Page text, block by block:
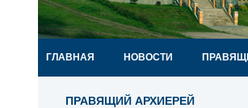
ГЛАВНАЯ НОВОСТИ
ПРАВЯЩИЙ АРХИЕРЕЙ